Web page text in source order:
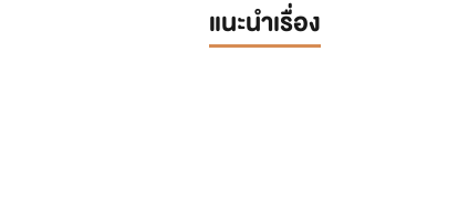
แนะนำเรื่อง